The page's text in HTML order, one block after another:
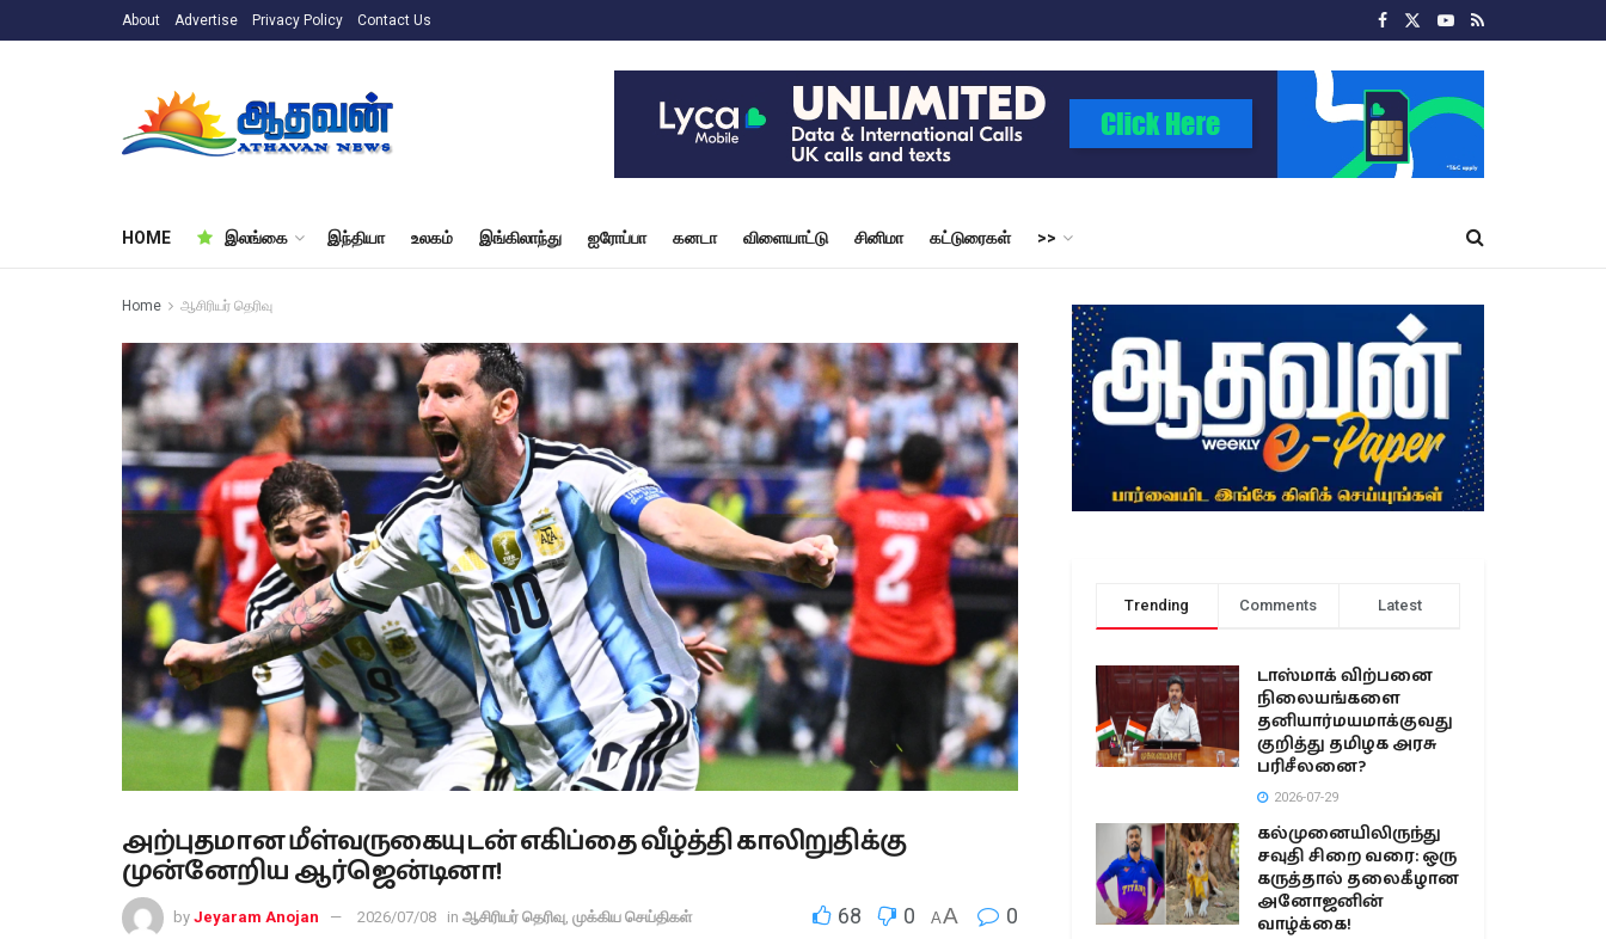
About Advertise Privacy Policy Contact Us
HOME இலங்கை இந்தியா உலகம் இங்கிலாந்து ஐரோப்பா கனடா விளையாட்டு சினிமா கட்டுரைகள் >>
Home ஆசிரியர் தெரிவு
அற்புதமான மீள்வருகையுடன் எகிப்தை வீழ்த்தி காலிறுதிக்கு
முன்னேறிய ஆர்ஜென்டினா!
by Jeyaram Anojan 2026/07/08 in ஆசிரியர் தெரிவு முக்கிய செய்திகள் 68 0 AA 0
Trending Comments Latest
டாஸ்மாக் விற்பனை
நிலையங்களை
தனியார்மயமாக்குவது
குறித்து தமிழக அரசு
பரிசீலனை?
2026-07-29
கல்முனையிலிருந்து
சவுதி சிறை வரை: ஒரு
கருத்தால் தலைகீழான
அனோஜனின்
வாழ்க்கை!